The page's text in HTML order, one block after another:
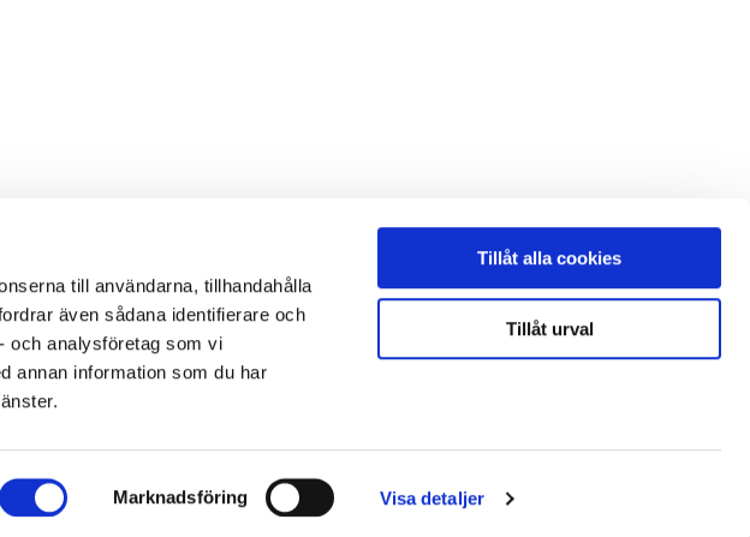
till användarna, tillhandahålla
även sådana identifierare och
och analysföretag som vi
annan information som du har
Marknadsföring Visa detaljer
Tillåt alla cookies
Tillåt urval